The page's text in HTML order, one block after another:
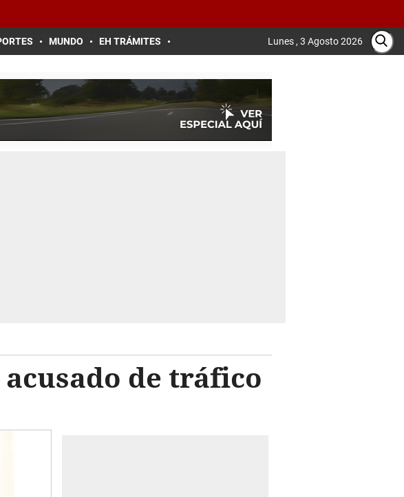
MUNDO EH TRÁMITES Lunes , 3 Agosto 2026
de tráfico